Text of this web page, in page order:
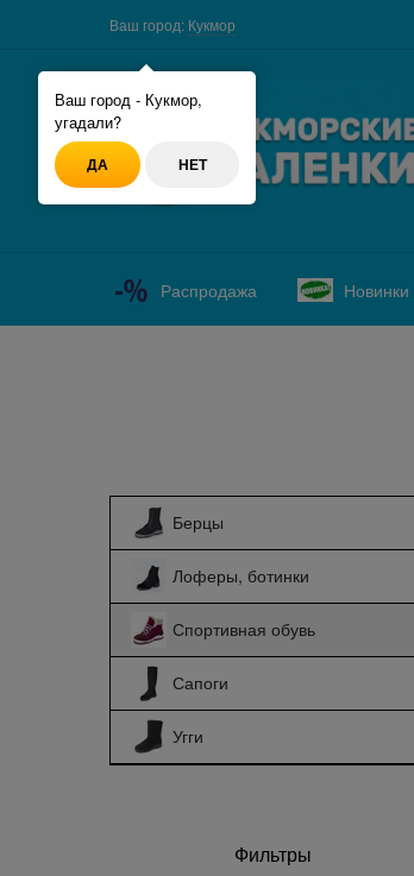
Ваш город - Кукмор,
угадали?
ДА НЕТ
Ваш город: Кукмор
Распродажа Новинки
Берцы
Лоферы, ботинки
Спортивная обувь
Сапоги
Угги
Фильтры
Найдено товаров: